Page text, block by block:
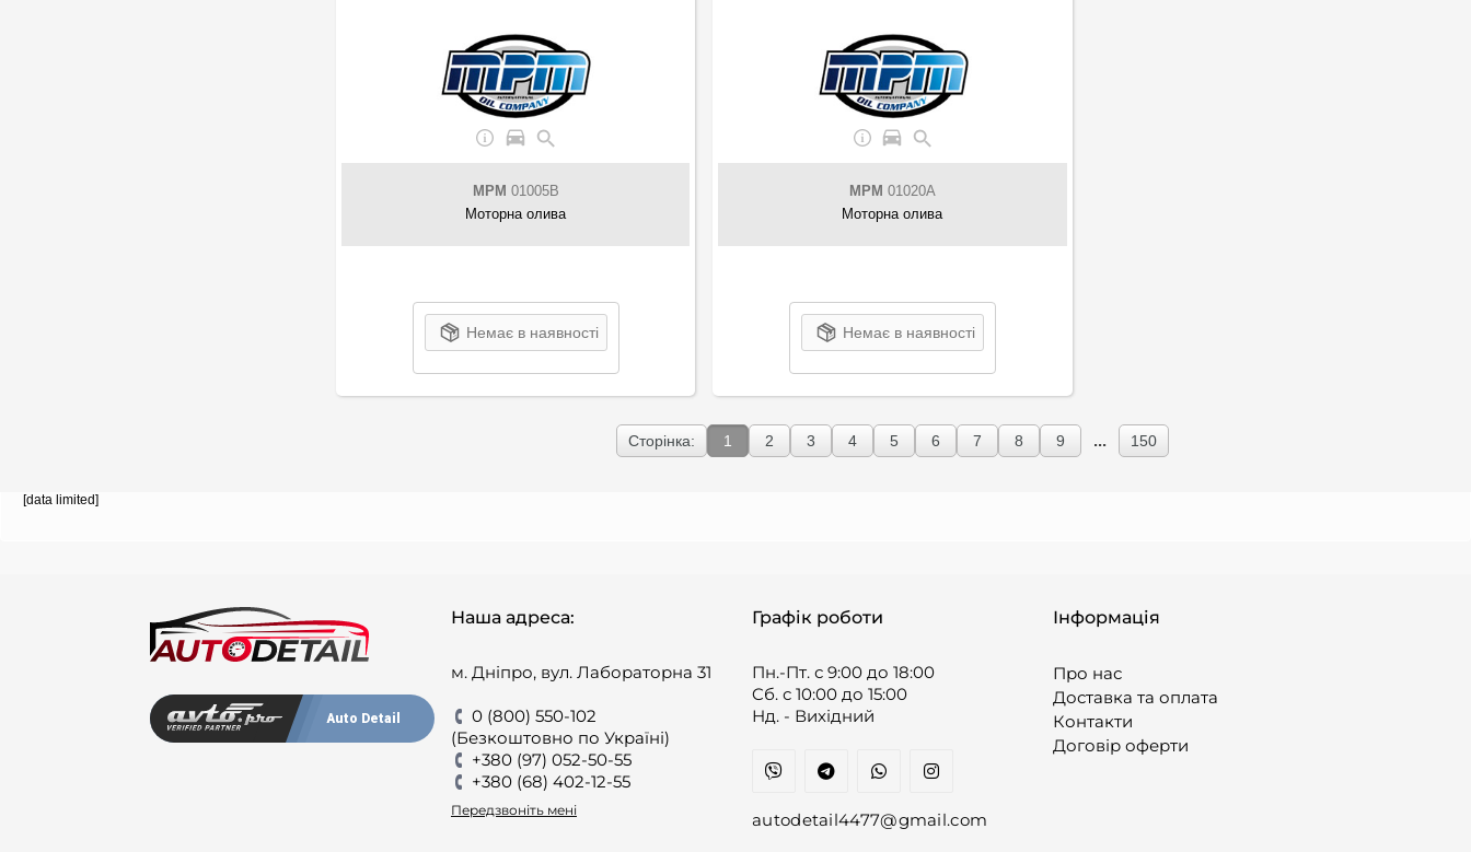
MPM 01005B
Моторна олива
Немає в наявності
MPM 01020A
Моторна олива
Немає в наявності
Сторінка: 1 2 3 4 5 6 7 8 9 ... 150
[data limited]
Auto Detail
Наша адреса:
м. Дніпро, вул. Лабораторна 31
0 (800) 550-102
(Безкоштовно по Україні)
+380 (97) 052-50-55
+380 (68) 402-12-55
Передзвоніть мені
Графік роботи
Пн.-Пт. с 9:00 до 18:00
Cб. с 10:00 до 15:00
Нд. - Вихідний
autodetail4477@gmail.com
Інформація
Про нас
Доставка та оплата
Контакти
Договір оферти